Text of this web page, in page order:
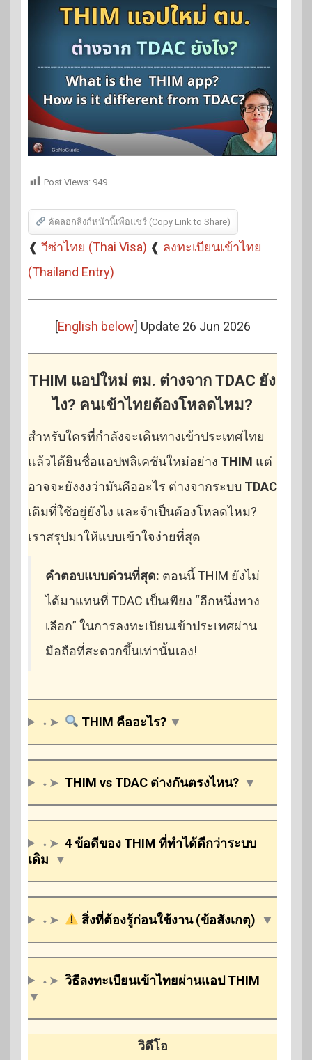
Post Views: 949
คัดลอกลิงก์หน้านี้เพื่อแชร์ (Copy Link to Share)
❰ วีซ่าไทย (Thai Visa) ❰ ลงทะเบียนเข้าไทย
(Thailand Entry)
[English below] Update 26 Jun 2026
THIM แอปใหม่ ตม. ต่างจาก TDAC ยัง
ไง? คนเข้าไทยต้องโหลดไหม?
สำหรับใครที่กำลังจะเดินทางเข้าประเทศไทย
แล้วได้ยินชื่อแอปพลิเคชันใหม่อย่าง THIM แต่
อาจจะยังงงว่ามันคืออะไร ต่างจากระบบ TDAC
เดิมที่ใช้อยู่ยังไง และจำเป็นต้องโหลดไหม?
เราสรุปมาให้แบบเข้าใจง่ายที่สุด
คำตอบแบบด่วนที่สุด: ตอนนี้ THIM ยังไม่
ได้มาแทนที่ TDAC เป็นเพียง “อีกหนึ่งทาง
เลือก” ในการลงทะเบียนเข้าประเทศผ่าน
มือถือที่สะดวกขึ้นเท่านั้นเอง!
⬩➤ THIM คืออะไร? ▼
⬩➤ THIM vs TDAC ต่างกันตรงไหน? ▼
⬩➤ 4 ข้อดีของ THIM ที่ทำได้ดีกว่าระบบ
เดิม
▼
⬩➤ สิ่งที่ต้องรู้ก่อนใช้งาน (ข้อสังเกตุ) ▼
⬩➤ วิธีลงทะเบียนเข้าไทยผ่านแอป THIM
▼
วิดีโอ